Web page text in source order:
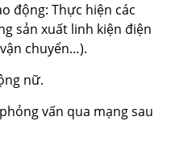
động: Thực hiện các
sản xuất linh kiện điện
chuyển…).
nữ.
vấn qua mạng sau